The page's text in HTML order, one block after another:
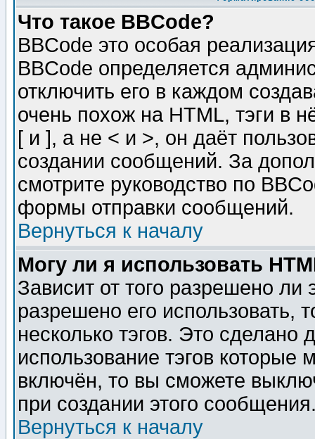
Что такое BBCode?
BBCode это особая
BBCode определяется
отключить его в каждом
очень похож на HTML, тэги в
[ и ], а не < и >, он даёт
создании сообщений. За
смотрите руководство по
формы отправки сообщений.
Вернуться к началу
Могу ли я использовать
Зависит от того разрешено
разрешено его использовать,
несколько тэгов. Это сделано
использование тэгов
включён, то вы сможете
при создании этого
Вернуться к началу